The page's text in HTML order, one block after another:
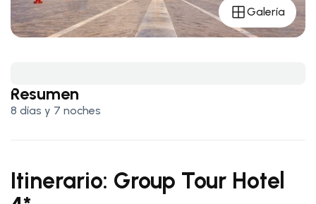
Galería
Resumen
8 días y 7 noches
Itinerario: Group Tour Hotel